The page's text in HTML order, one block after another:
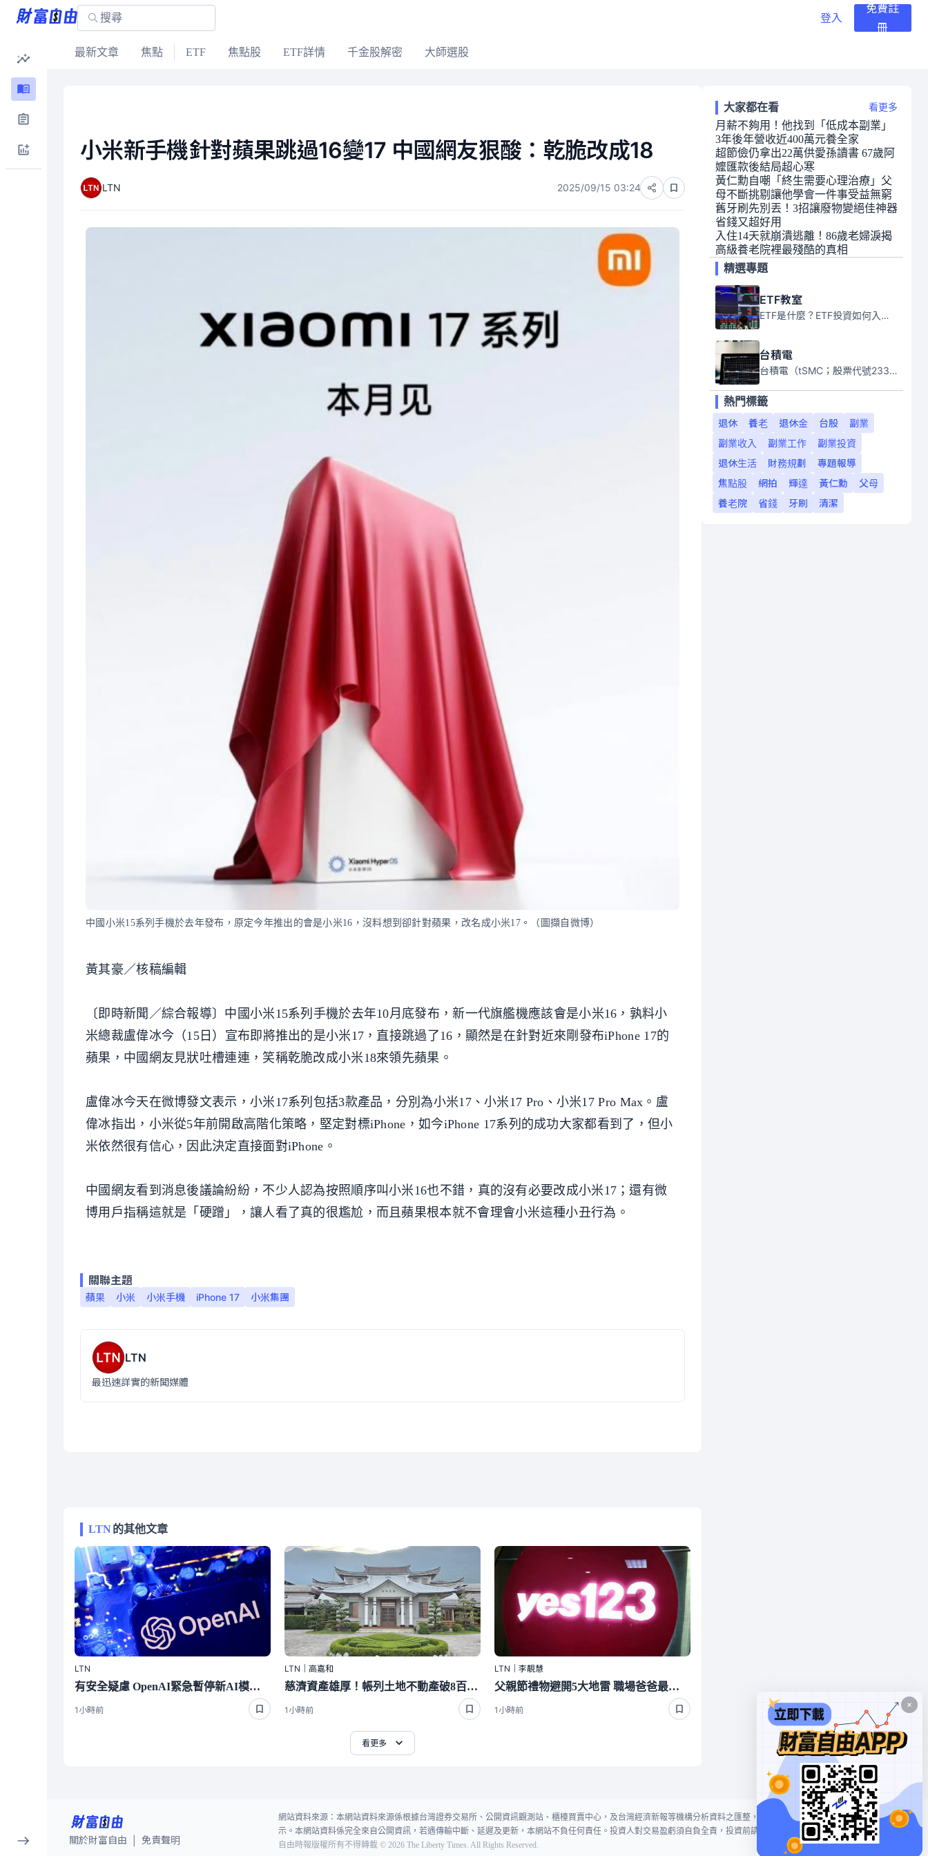
登入
免費註
冊
最新文章 焦點 ETF 焦點股 ETF詳情 千金股解密 大師選股
小米新手機針對蘋果跳過16變17 中國網友狠酸：乾脆改成18
LTN 2025/09/15 03:24
中國小米15系列手機於去年發布，原定今年推出的會是小米16，沒料想到卻針對蘋果，改名成小米17。（圖擷自微博）
黃其豪／核稿編輯
〔即時新聞／綜合報導〕中國小米15系列手機於去年10月底發布，新一代旗艦機應該會是小米16，孰料小
米總裁盧偉冰今（15日）宣布即將推出的是小米17，直接跳過了16，顯然是在針對近來剛發布iPhone 17的
蘋果，中國網友見狀吐槽連連，笑稱乾脆改成小米18來領先蘋果。
盧偉冰今天在微博發文表示，小米17系列包括3款產品，分別為小米17、小米17 Pro、小米17 Pro Max。盧
偉冰指出，小米從5年前開啟高階化策略，堅定對標iPhone，如今iPhone 17系列的成功大家都看到了，但小
米依然很有信心，因此決定直接面對iPhone。
中國網友看到消息後議論紛紛，不少人認為按照順序叫小米16也不錯，真的沒有必要改成小米17；還有微
博用戶指稱這就是「硬蹭」，讓人看了真的很尷尬，而且蘋果根本就不會理會小米這種小丑行為。
關聯主題
蘋果 小米 小米手機 iPhone 17 小米集團
LTN
最迅速詳實的新聞媒體
LTN的其他文章
LTN
有安全疑慮 OpenAI緊急暫停新AI模型部份研發工作
1小時前
LTN｜高嘉和
慈濟資產雄厚！帳列土地不動產破8百億、年捐贈收入逾70億
1小時前
LTN｜李靚慧
父親節禮物避開5大地雷 職場爸爸最想「收現金」
1小時前
看更多
大家都在看 看更多
月薪不夠用！他找到「低成本副業」
3年後年營收近400萬元養全家
超節儉仍拿出22萬供愛孫讀書 67歲阿
嬤匯款後結局超心寒
黃仁勳自嘲「終生需要心理治療」父
母不斷挑剔讓他學會一件事受益無窮
舊牙刷先別丟！3招讓廢物變絕佳神器
省錢又超好用
入住14天就崩潰逃離！86歲老婦淚揭
高級養老院裡最殘酷的真相
精選專題
ETF教室
ETF是什麼？ETF投資如何入門？本系列專題文章將會告訴你新手必須知道的ETF基礎知識。
台積電
台積電（tSMC；股票代號2330）是全球領先的半導體代工公司，成立於1987年，總部位於台灣新竹。且已於美國、日本、德國及中國設廠，台積電是全球首家專業積體電路製造服務公司，也是全球最先進和最大規模的半導體代工廠。
熱門標籤
退休
養老 退休金 台股
副業
副業收入
副業工作
副業投資
退休生活
財務規劃
專題報導
焦點股
網拍 輝達 黃仁勳
父母
養老院
省錢 牙刷 清潔
關於財富自由 免責聲明
網站資料來源：本網站資料來源係根據台灣證券交易所、公開資訊觀測站、櫃檯買賣中心，及台灣經濟新報等機構分析資料之匯整，本網站對投資人買賣不作任何建議或暗
示。本網站資料係完全來自公開資訊，若遇傳輸中斷、延遲及更新，本網站不負任何責任。投資人對交易盈虧須自負全責，投資前請謹慎評估風險。
自由時報版權所有不得轉載 © 2026 The Liberty Times. All Rights Reserved.